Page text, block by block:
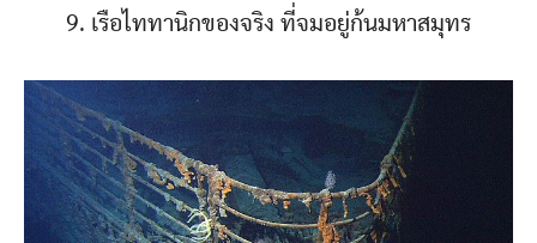
9. เรือไททานิกของจริง ที่จมอยู่ก้นมหาสมุทร